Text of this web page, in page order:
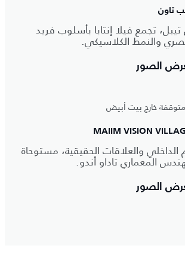
تاون
تجمع فيلا إنتابا بأسلوب فريد
والنمط الكلاسيكي.
الصور
الداخلي والعلاقات الحقيقية، مستوحاة
المعماري تاداو أندو.
الصور